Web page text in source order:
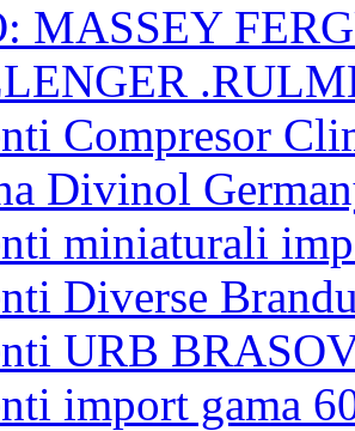
MASSEY
Compresor
Divinol
miniaturali
Diverse
URB
import gama